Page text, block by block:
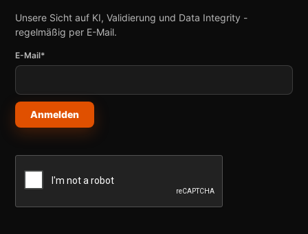
Unsere Sicht auf KI, Validierung und Data Integrity -
regelmäßig per E-Mail.
E-Mail*
Anmelden